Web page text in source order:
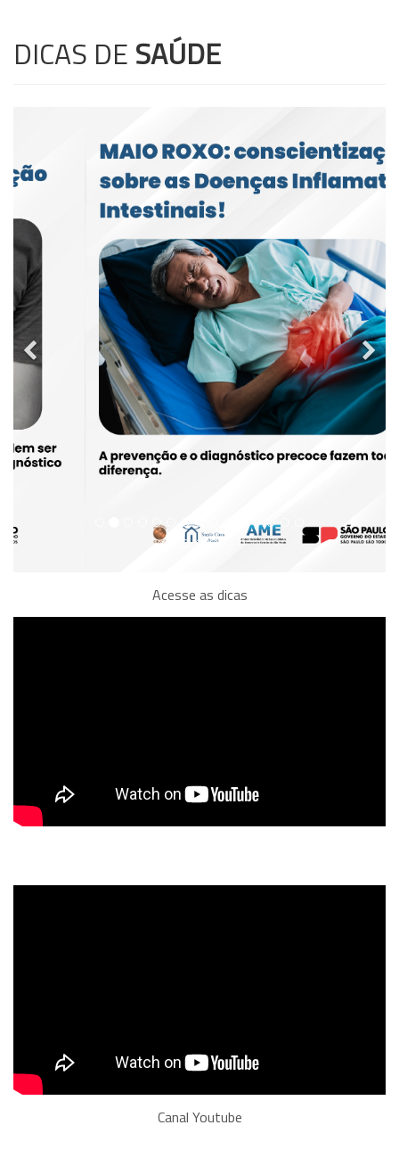
DICAS DE SAÚDE
Acesse as dicas
Canal Youtube